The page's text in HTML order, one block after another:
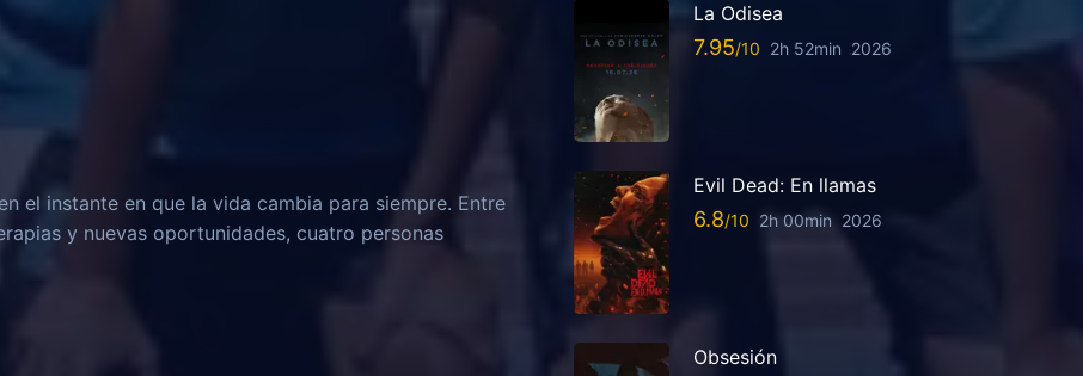
el instante en que la vida cambia para siempre. Entre
y nuevas oportunidades, cuatro personas
La Odisea
7.95 2h 52min 2026
Evil Dead: En llamas
6.8 2h 00min 2026
Obsesión